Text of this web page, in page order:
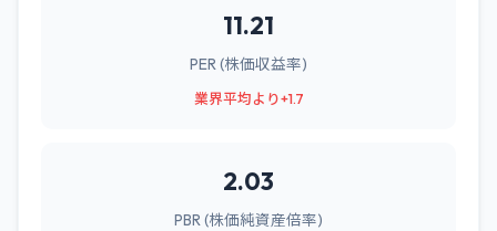
11.21
PER (株価収益率)
業界平均より+1.7
2.03
PBR (株価純資産倍率)